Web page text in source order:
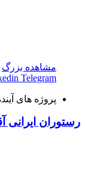
مشاهده بزرگ
Telegram
پروژه های
رستوران ایرانی